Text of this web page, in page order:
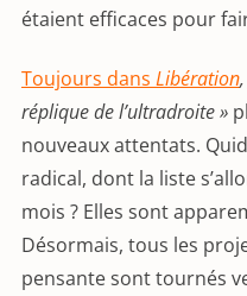
étaient efficaces pour
Toujours dans Libération,
réplique de l’ultradroite »
nouveaux attentats.
radical, dont la liste
mois ? Elles sont
Désormais, tous les
pensante sont tournés